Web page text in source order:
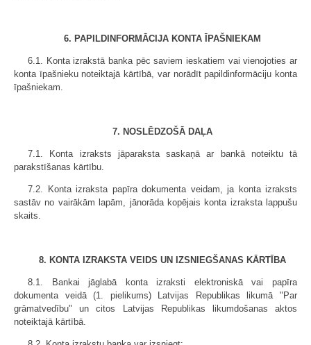
6. PAPILDINFORMĀCIJA KONTA ĪPAŠNIEKAM
6.1. Konta izrakstā banka pēc saviem ieskatiem vai vienojoties ar
konta īpašnieku noteiktajā kārtībā, var norādīt papildinformāciju konta
īpašniekam.
7. NOSLĒDZOŠĀ DAĻA
7.1. Konta izraksts jāparaksta saskaņā ar bankā noteiktu tā
parakstīšanas kārtību.
7.2. Konta izraksta papīra dokumenta veidam, ja konta izraksts
sastāv no vairākām lapām, jānorāda kopējais konta izraksta lappušu
skaits.
8. KONTA IZRAKSTA VEIDS UN IZSNIEGŠANAS KĀRTĪBA
8.1. Bankai jāglabā konta izraksti elektroniskā vai papīra
dokumenta veidā (1. pielikums) Latvijas Republikas likumā "Par
grāmatvedību" un citos Latvijas Republikas likumdošanas aktos
noteiktajā kārtībā.